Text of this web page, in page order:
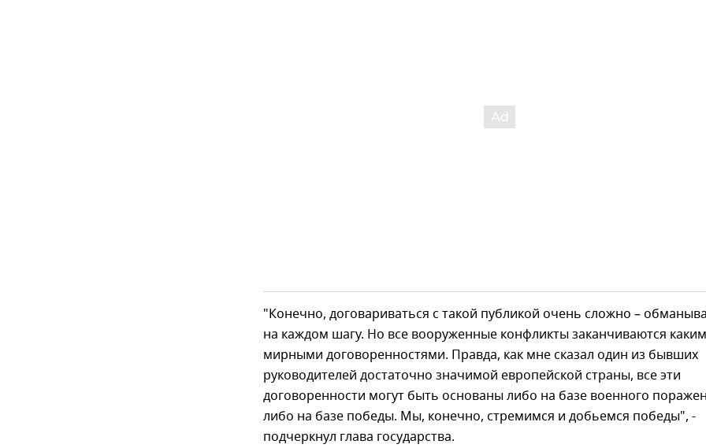
"Конечно, договариваться с такой публикой очень сложно –
на каждом шагу. Но все вооруженные конфликты заканчиваются
мирными договоренностями. Правда, как мне сказал один из бывших
руководителей достаточно значимой европейской страны, все эти
договоренности могут быть основаны либо на базе военного
либо на базе победы. Мы, конечно, стремимся и добьемся победы", -
подчеркнул глава государства.